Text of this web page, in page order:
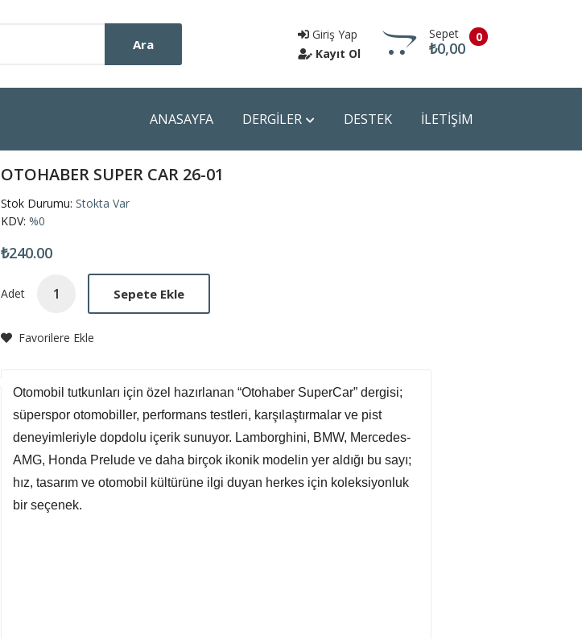
Ara
Giriş Yap
Kayıt Ol
0
Sepet
₺0,00
Sepete Git
ANASAYFA DERGİLER DESTEK İLETİŞİM
OTOHABER SUPER CAR 26-01
Stok Durumu: Stokta Var
KDV: %0
₺240.00
Adet Sepete Ekle
Favorilere Ekle
Otomobil tutkunları için özel hazırlanan “Otohaber SuperCar” dergisi;
süperspor otomobiller, performans testleri, karşılaştırmalar ve pist
deneyimleriyle dopdolu içerik sunuyor. Lamborghini, BMW, Mercedes-
AMG, Honda Prelude ve daha birçok ikonik modelin yer aldığı bu sayı;
hız, tasarım ve otomobil kültürüne ilgi duyan herkes için koleksiyonluk
bir seçenek.